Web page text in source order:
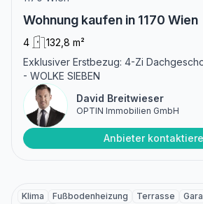
Wohnung kaufen in 1170 Wien
4
132,8 m²
Exklusiver Erstbezug: 4-Zi
- WOLKE SIEBEN
David Breitwieser
OPTIN Immobilien GmbH
Anbieter
Klima Fußbodenheizung Terrasse